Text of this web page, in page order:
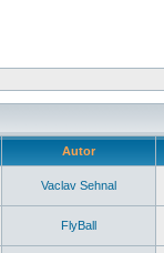
Autor
Vaclav Sehnal
FlyBall